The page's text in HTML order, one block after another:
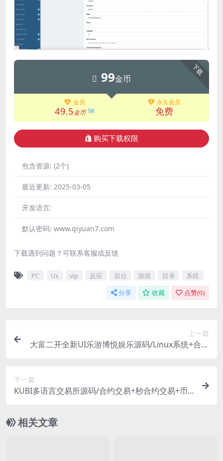
下载
99金币
会员
49.5金币 5折
永久会员
免费
购买下载权限
包含资源: (2个)
最近更新: 2025-03-05
开发语言:
默认密码: www.qiyuan7.com
下载遇到问题？可联系客服或反馈
PC Ux vip 反应 后台 游戏 目录 系统
分享 收藏 点赞(0)
上一篇
大富二开全新UI乐游博悦娱乐源码/Linux系统+合买
下一篇
KUBI多语言交易所源码/合约交易+秒合约交易+币
控制/前端vue编译后+后端PHP
相关文章